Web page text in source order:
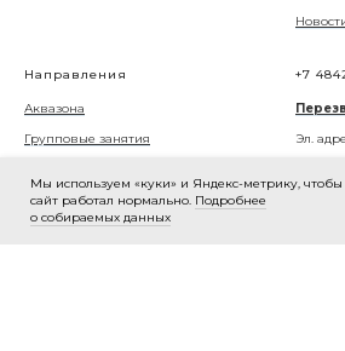
Направления
Аквазона
Групповые занятия
Тренажерный зал
Детские секции
+7
Эл.
Мы используем «куки» и Яндекс-метрику, чтобы
сайт работал нормально. Подробнее
о собираемых данных